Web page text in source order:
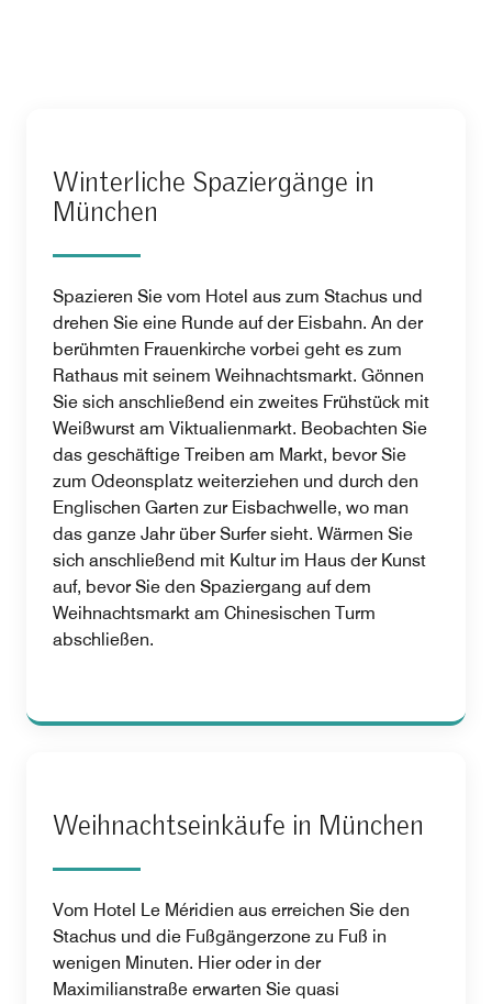
Winterliche Spaziergänge in
München
Spazieren Sie vom Hotel aus zum Stachus und
drehen Sie eine Runde auf der Eisbahn. An der
berühmten Frauenkirche vorbei geht es zum
Rathaus mit seinem Weihnachtsmarkt. Gönnen
Sie sich anschließend ein zweites Frühstück mit
Weißwurst am Viktualienmarkt. Beobachten Sie
das geschäftige Treiben am Markt, bevor Sie
zum Odeonsplatz weiterziehen und durch den
Englischen Garten zur Eisbachwelle, wo man
das ganze Jahr über Surfer sieht. Wärmen Sie
sich anschließend mit Kultur im Haus der Kunst
auf, bevor Sie den Spaziergang auf dem
Weihnachtsmarkt am Chinesischen Turm
abschließen.
Weihnachtseinkäufe in München
Vom Hotel Le Méridien aus erreichen Sie den
Stachus und die Fußgängerzone zu Fuß in
wenigen Minuten. Hier oder in der
Maximilianstraße erwarten Sie quasi